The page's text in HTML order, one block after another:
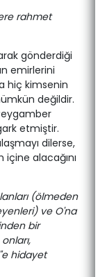
rahmet
gönderdiği
emirlerini
hiç kimsenin
değildir.
etmiştir.
dilerse,
içine alacağını
(ölmeden
ve O'na
bir
hidayet